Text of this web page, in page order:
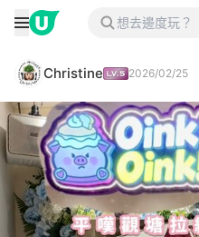
Christine 2026/02/25